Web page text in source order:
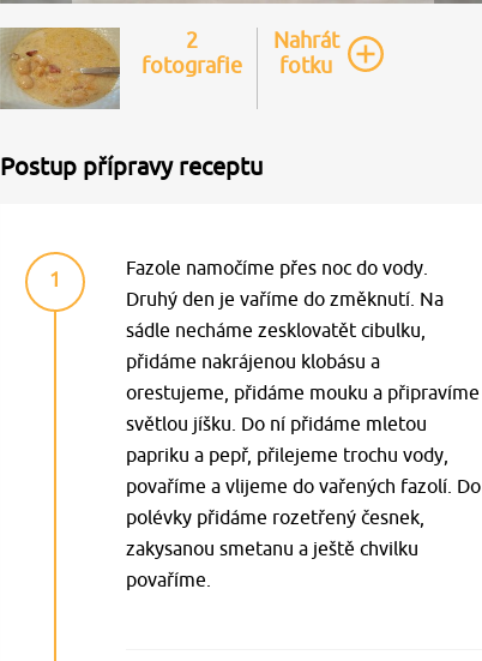
2
fotografie
Nahrát
fotku
Postup přípravy receptu
1
Fazole namočíme přes noc do vody.
Druhý den je vaříme do změknutí. Na
sádle necháme zesklovatět cibulku,
přidáme nakrájenou klobásu a
orestujeme, přidáme mouku a připravíme
světlou jíšku. Do ní přidáme mletou
papriku a pepř, přilejeme trochu vody,
povaříme a vlijeme do vařených fazolí. Do
polévky přidáme rozetřený česnek,
zakysanou smetanu a ještě chvilku
povaříme.